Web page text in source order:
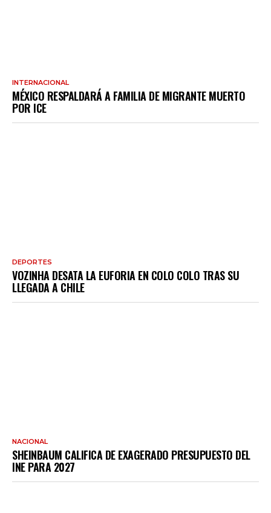
INTERNACIONAL
MÉXICO RESPALDARÁ A FAMILIA DE MIGRANTE MUERTO
POR ICE
DEPORTES
VOZINHA DESATA LA EUFORIA EN COLO COLO TRAS SU
LLEGADA A CHILE
NACIONAL
SHEINBAUM CALIFICA DE EXAGERADO PRESUPUESTO DEL
INE PARA 2027